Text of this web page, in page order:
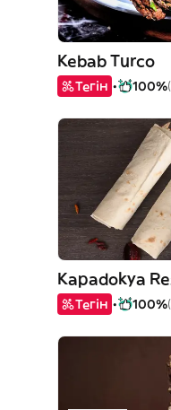
Kebab Turco
Тегін 100%
Kapadokya
Тегін 100%